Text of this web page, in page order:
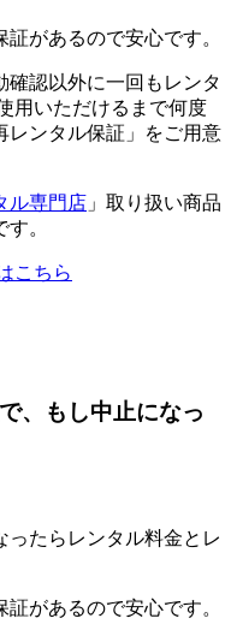
があるので安心です。
確認以外に一回もレンタ
用いただけるまで何度
レンタル保証」をご用意
ル専門店 」取り扱い商品
。
こちら
で、もし中止になっ
ったらレンタル料金とレ
があるので安心です。